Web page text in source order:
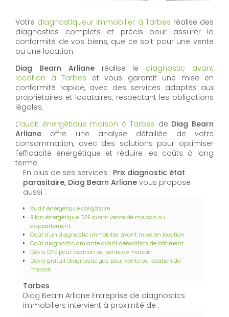
Votre diagnostiqueur immobilier à Tarbes réalise des
diagnostics complets et précis pour assurer la
conformité de vos biens, que ce soit pour une vente
ou une location.
Diag Bearn Arliane réalise le diagnostic avant
location à Tarbes et vous garantit une mise en
conformité rapide, avec des services adaptés aux
propriétaires et locataires, respectant les obligations
légales.
L’audit énergétique maison à Tarbes de Diag Bearn
Arliane offre une analyse détaillée de votre
consommation, avec des solutions pour optimiser
l'efficacité énergétique et réduire les coûts à long
terme.
En plus de ses services : Prix diagnostic état
parasitaire, Diag Bearn Arliane vous propose
aussi :
Audit énergétique obligatoire
Bilan énergétique DPE avant vente de maison ou
d'appartement
Coût d'un diagnostic immobilier avant mise en location
Coût diagnostic amiante avant démolition de bâtiment
Devis DPE pour location ou vente de maison
Devis gratuit diagnostic gaz pour vente ou location de
maison
Tarbes
Diag Bearn Arliane Entreprise de diagnostics
immobiliers intervient à proximité de :